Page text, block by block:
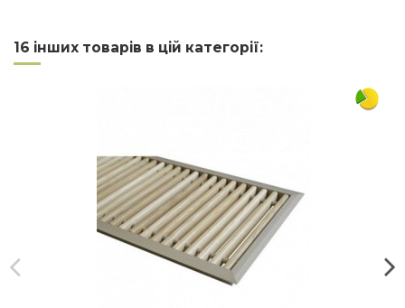
Ширина
230
16 інших товарів в цій категорії: